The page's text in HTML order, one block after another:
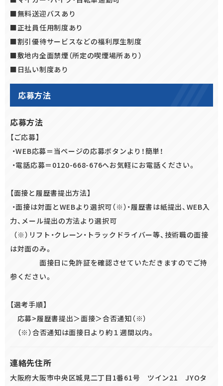
■無料送迎バスあり
■正社員任用制度あり
■割引優待サービスなどの福利厚生制度
■敷地内全面禁煙（所定の喫煙場所あり）
■日払い制度あり
応募方法
応募方法
【ご応募】
・WEB応募＝当ページの応募ボタンより！簡単！
・電話応募＝0120-668-676へお気軽にお電話ください。
【面接と履歴書提出方法】
・面接は対面とWEBより選択可（※）・履歴書は紙提出、WEB入
力、メール提出の方法より選択可
（※）リフト・クレーン・トラックドライバー等、技術職の面接
は対面のみ。
面接日に免許証を確認させていただきますのでご持
参ください。
【選考手順】
応募>履歴書提出＞面接＞合否通知（※）
（※）合否通知は面接日より約１週間以内。
連絡先住所
大阪府大阪市中央区城見二丁目1番61号 ツイン21 JYOタ